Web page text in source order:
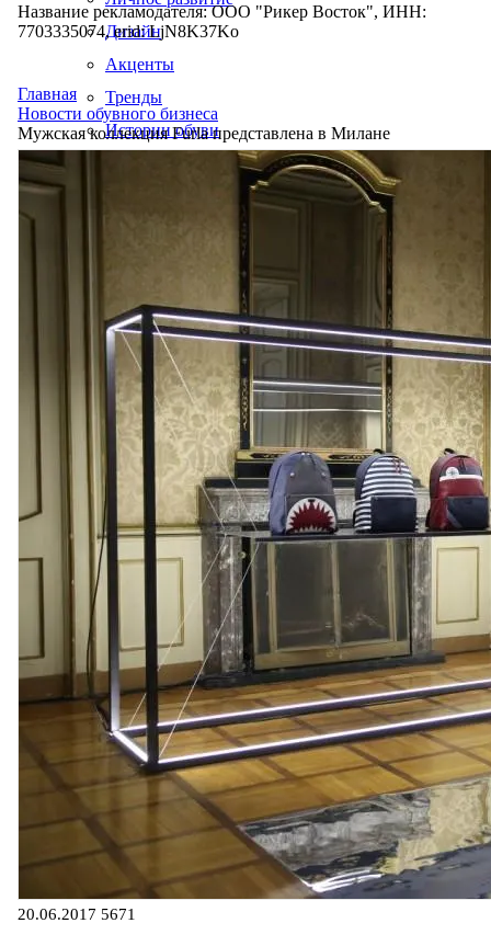
Дизайн
Акценты
Тренды
Истории обуви
Название рекламодателя: ООО "Рикер Восток", ИНН:
7703335074, erid: LjN8K37Ko
Главная
Новости обувного бизнеса
Мужская коллекция Furla представлена в Милане
20.06.2017 5671